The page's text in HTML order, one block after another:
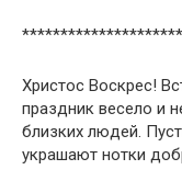
Христос Воскрес!
праздник весело и
близких людей.
украшают нотки